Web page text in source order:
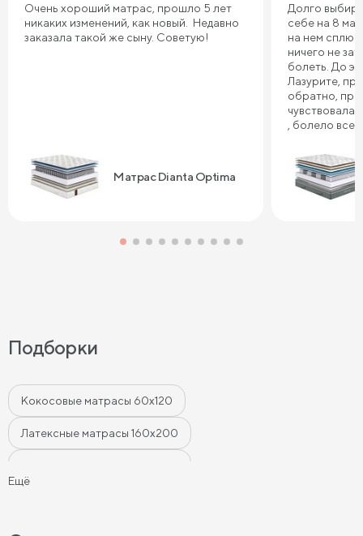
Очень хороший матрас, прошло 5 лет
никаких изменений, как новый. Недавно
заказала такой же сыну. Советую!
Матрас Dianta Optima
Долго
себе на 8
на нем сплю.
ничего не
болеть. До
Лазурите,
обратно,
чувствовала
, болело все
Сонум к
дня .
Подборки
Кокосовые матрасы 60х120
Латексные матрасы 160х200
Ещё